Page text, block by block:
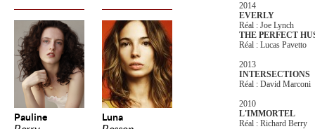
Pauline Luna
2014
EVERLY
Réal : Joe Lynch
THE PERFECT
Réal : Lucas Pavetto
2013
INTERSECTIONS
Réal : David Marconi
2010
L'IMMORTEL
Réal : Richard Berry